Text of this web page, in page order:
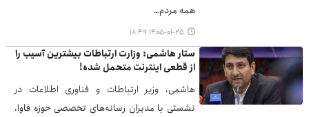
همه مردم…
۱۴۰۵-۰۱-۲۵ ۱۸:۴۹
ستار هاشمی: وزارت ارتباطات بیشترین آسیب را
از قطعی اینترنت متحمل شده!
هاشمی، وزیر ارتباطات و فناوری اطلاعات در
نشستی با مدیران رسانه‌های تخصصی حوزه فاوا،